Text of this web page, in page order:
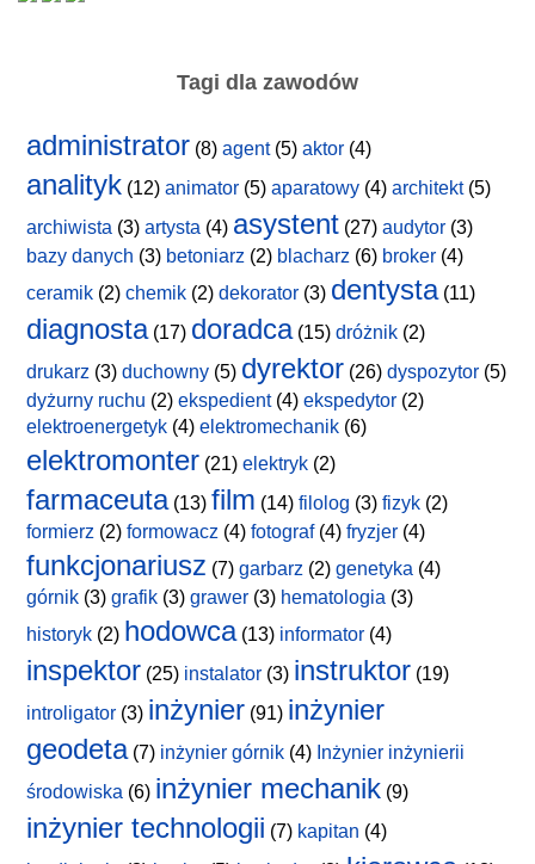
Tagi dla zawodów
administrator (8) agent(5) aktor (4)
analityk (12) animator (5) aparatowy (4) architekt(5)
archiwista (3) artysta (4) asystent (27) audytor (3)
bazy danych (3) betoniarz (2) blacharz (6) broker (4)
ceramik (2) chemik (2) dekorator (3) dentysta(11)
diagnosta(17) doradca(15) dróżnik (2)
drukarz (3) duchowny (5) dyrektor (26) dyspozytor (5)
dyżurny ruchu (2) ekspedient(4) ekspedytor (2)
elektroenergetyk (4) elektromechanik (6)
elektromonter (21) elektryk (2)
farmaceuta(13) film (14) filolog (3) fizyk (2)
formierz (2) formowacz (4) fotograf(4) fryzjer (4)
funkcjonariusz (7) garbarz (2) genetyka (4)
górnik (3) grafik (3) grawer (3) hematologia (3)
historyk (2) hodowca(13) informator (4)
inspektor (25) instalator (3) instruktor (19)
introligator (3) inżynier (91) inżynier
geodeta(7) inżynier górnik (4) Inżynier inżynierii
środowiska (6) inżynier mechanik (9)
inżynier technologii (7) kapitan (4)